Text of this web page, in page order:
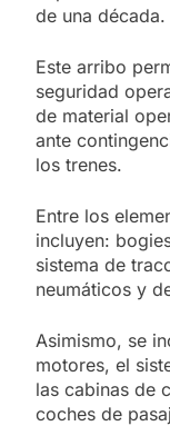
de una década.
Este arribo
seguridad
de material
ante
los trenes.
Entre los
incluyen:
sistema de
neumáticos y
Asimismo, se
motores, el
las cabinas de
coches de